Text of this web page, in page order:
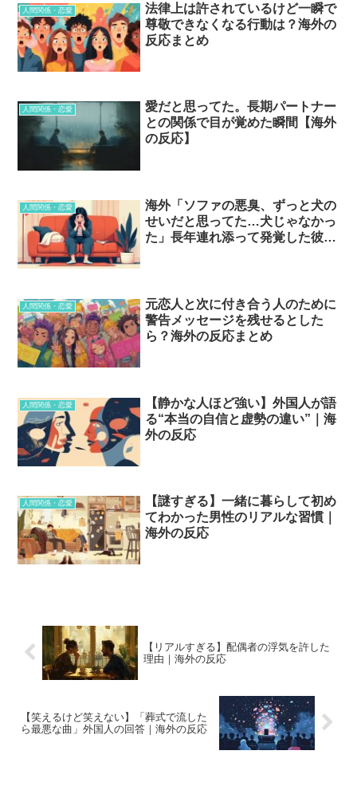
人間関係・恋愛
法律上は許されているけど一瞬で
尊敬できなくなる行動は？海外の
反応まとめ
人間関係・恋愛
愛だと思ってた。長期パートナー
との関係で目が覚めた瞬間【海外
の反応】
人間関係・恋愛
海外「ソファの悪臭、ずっと犬の
せいだと思ってた…犬じゃなかっ
た」長年連れ添って発覚した彼氏
人間関係・恋愛
元恋人と次に付き合う人のために
警告メッセージを残せるとした
ら？海外の反応まとめ
人間関係・恋愛
【静かな人ほど強い】外国人が語
る“本当の自信と虚勢の違い”｜海
外の反応
人間関係・恋愛
【謎すぎる】一緒に暮らして初め
てわかった男性のリアルな習慣｜
海外の反応
【リアルすぎる】配偶者の浮気を許した
理由｜海外の反応
【笑えるけど笑えない】「葬式で流した
ら最悪な曲」外国人の回答｜海外の反応